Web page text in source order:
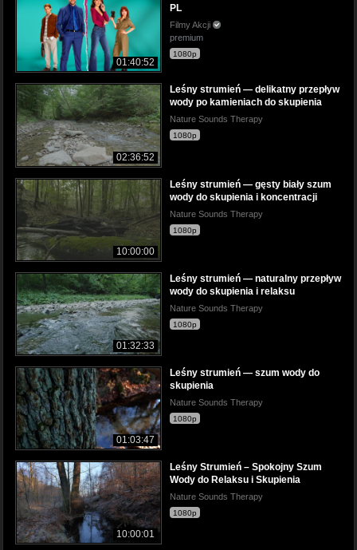
01:40:52
PL
Filmy Akcji
premium
1080p
02:36:52
Leśny strumień — delikatny przepływ
wody po kamieniach do skupienia
Nature Sounds Therapy
1080p
10:00:00
Leśny strumień — gęsty biały szum
wody do skupienia i koncentracji
Nature Sounds Therapy
1080p
01:32:33
Leśny strumień — naturalny przepływ
wody do skupienia i relaksu
Nature Sounds Therapy
1080p
01:03:47
Leśny strumień — szum wody do
skupienia
Nature Sounds Therapy
1080p
10:00:01
Leśny Strumień – Spokojny Szum
Wody do Relaksu i Skupienia
Nature Sounds Therapy
1080p